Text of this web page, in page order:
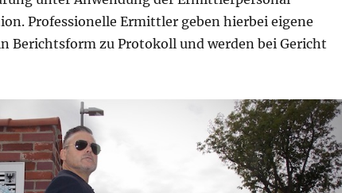
Professionelle Ermittler geben hierbei eigene
Berichtsform zu Protokoll und werden bei Gericht